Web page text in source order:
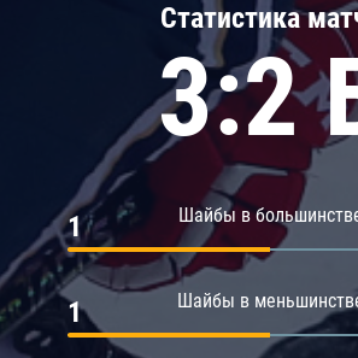
Статистика
3:2
Шайбы в
1
Шайбы в
1